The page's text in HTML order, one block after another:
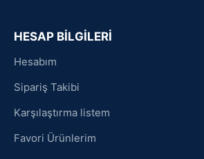
HESAP BİLGİLERİ
Hesabım
Sipariş Takibi
Karşılaştırma listem
Favori Ürünlerim